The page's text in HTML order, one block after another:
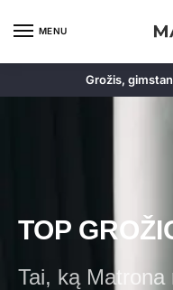
MENU
Grožis,
TOP
Tai, ką Matrona